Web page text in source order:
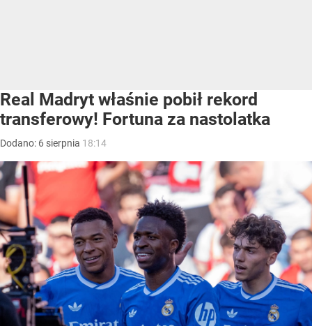
Real Madryt właśnie pobił rekord
transferowy! Fortuna za nastolatka
Dodano: 6 sierpnia 18:14